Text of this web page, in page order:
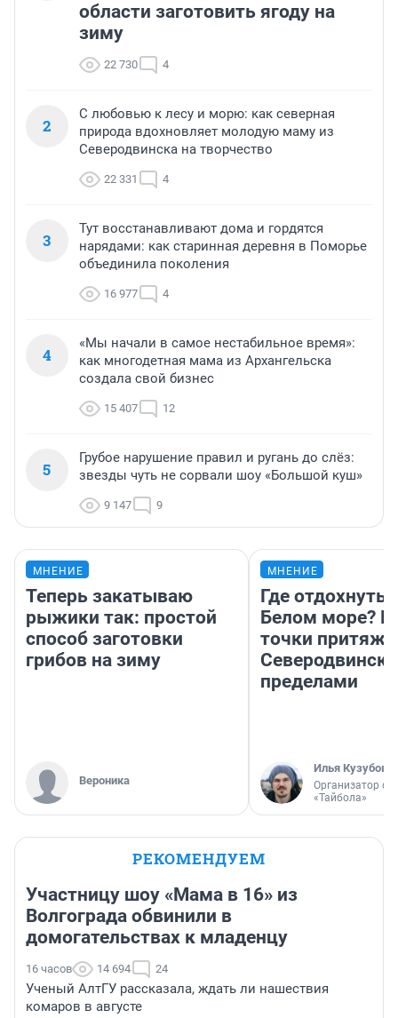
области заготовить ягоду на
зиму
22 730 4
2
С любовью к лесу и морю: как северная
природа вдохновляет молодую маму из
Северодвинска на творчество
22 331 4
3
Тут восстанавливают дома и гордятся
нарядами: как старинная деревня в Поморье
объединила поколения
16 977 4
4
«Мы начали в самое нестабильное время»:
как многодетная мама из Архангельска
создала свой бизнес
15 407 12
5
Грубое нарушение правил и ругань до слёз:
звезды чуть не сорвали шоу «Большой куш»
9 147 9
МНЕНИЕ
Теперь закатываю
рыжики так: простой
способ заготовки
грибов на зиму
Вероника
МНЕНИЕ
Где отдохнуть
Белом море?
точки
Северодвинске
пределами
Илья Кузубов
Организатор
«Тайбола»
РЕКОМЕНДУЕМ
Участницу шоу «Мама в 16» из
Волгограда обвинили в
домогательствах к младенцу
16 часов 14 694 24
Ученый АлтГУ рассказала, ждать ли нашествия
комаров в августе